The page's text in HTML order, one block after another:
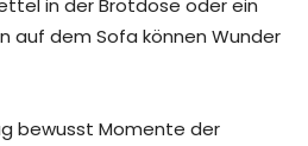
in der Brotdose oder ein
auf dem Sofa können Wunder
bewusst Momente der